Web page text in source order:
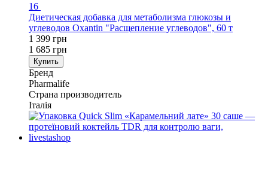
16
Диетическая добавка для метаболизма глюкозы и
углеводов Oxantin "Расщепление углеводов", 60 т
1 399 грн
1 685 грн
Купить
Бренд
Pharmalife
Страна производитель
Італія